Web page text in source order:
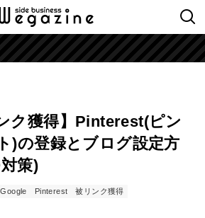
ク獲得】Pinterest(ピン
)の登録とブログ設定方
策)
Google Pinterest 被リンク獲得